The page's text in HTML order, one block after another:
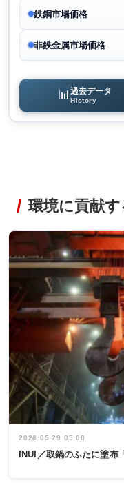
鉄鋼市場価格
非鉄金属市場価格
📊過去データ
History
環境に貢献
2026.05.29 05:00
INUI／取鍋のふたに塗布